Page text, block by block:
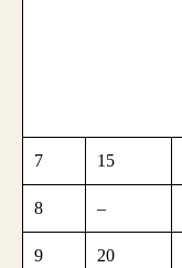
7 15
8 –
9 20